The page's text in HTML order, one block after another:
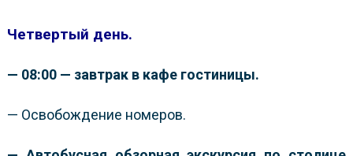
Четвертый день.
— 08:00 — завтрак в кафе гостиницы.
— Освобождение номеров.